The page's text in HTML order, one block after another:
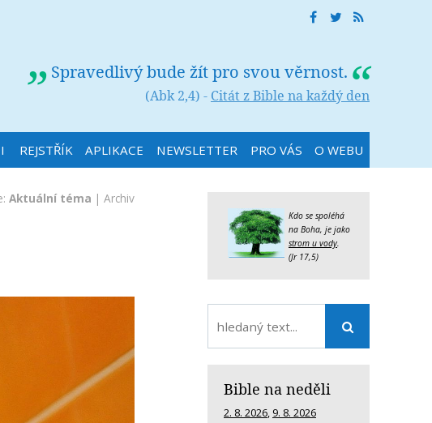
Spravedlivý bude žít pro svou věrnost.
(Abk 2,4) - Citát z Bible na každý den
REJSTŘÍK APLIKACE NEWSLETTER PRO VÁS O WEBU
Aktuální téma | Archiv
Kdo se spoléhá
na Boha, je jako
strom u vody.
(Jr 17,5)
Bible na neděli
2. 8. 2026, 9. 8. 2026